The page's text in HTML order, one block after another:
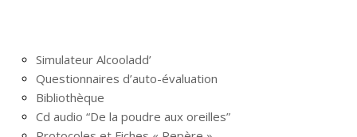
Simulateur Alcooladd’
Questionnaires d’auto-évaluation
Bibliothèque
Cd audio “De la poudre aux oreilles”